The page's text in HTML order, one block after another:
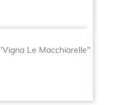
Le Macchiarelle"